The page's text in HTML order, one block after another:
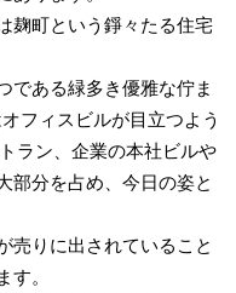
麹町という錚々たる住宅
である緑多き優雅な佇ま
フィスビルが目立つよう
ラン、企業の本社ビルや
部分を占め、今日の姿と
売りに出されていること
。